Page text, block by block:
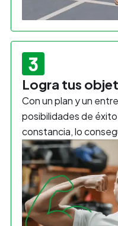
3
Logra tus
Con un plan y un
posibilidades de
constancia, lo